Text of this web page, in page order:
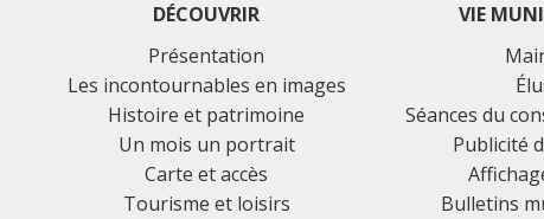
DÉCOUVRIR
Présentation
Les incontournables en images
Histoire et patrimoine
Un mois un portrait
Carte et accès
Tourisme et loisirs
VIE
Séances du
Publicité
Bulletins